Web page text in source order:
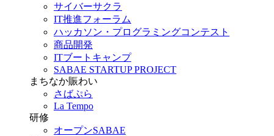
サイバーサクラ
IT推進フォーラム
ハッカソン・プログラミングコンテスト
商品開発
ITブートキャンプ
SABAE STARTUP PROJECT
まちなか賑わい
さばぷら
La Tempo
研修
オープンSABAE